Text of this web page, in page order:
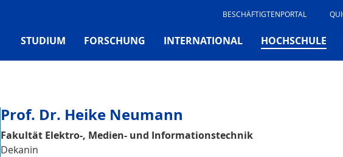
BESCHÄFTIGTENPORTAL
STUDIUM FORSCHUNG INTERNATIONAL HOCHSCHULE
Prof. Dr. Heike Neumann
Fakultät Elektro-, Medien- und Informationstechnik
Dekanin